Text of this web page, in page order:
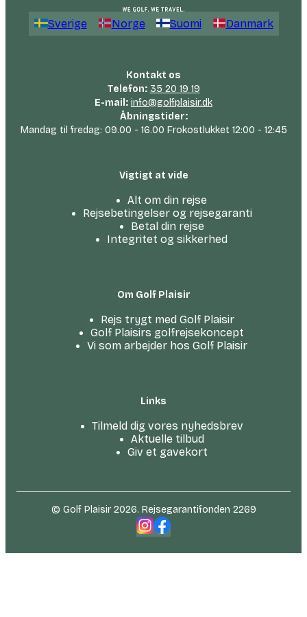
Sverige Norge Suomi Danmark
Kontakt os
Telefon: 35 20 19 19
E-mail: info@golfplaisir.dk
Åbningstider:
Mandag til fredag: 09.00 - 16.00 Frokostlukket 12:00 - 12:45
Vigtigt at vide
Alt om din rejse
Rejsebetingelser og rejsegaranti
Betal din rejse
Integritet og sikkerhed
Om Golf Plaisir
Rejs trygt med Golf Plaisir
Golf Plaisirs golfrejsekoncept
Vi som arbejder hos Golf Plaisir
Links
Tilmeld dig vores nyhedsbrev
Aktuelle tilbud
Giv et gavekort
© Golf Plaisir 2026. Rejsegarantifonden 2269